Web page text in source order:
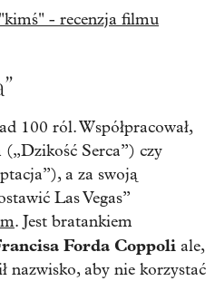
- recenzja filmu
100 ról. Współpracował,
Serca”) czy
a za swoją
Las Vegas”
. Jest bratankiem
Forda Coppoli ale,
nazwisko, aby nie korzystać